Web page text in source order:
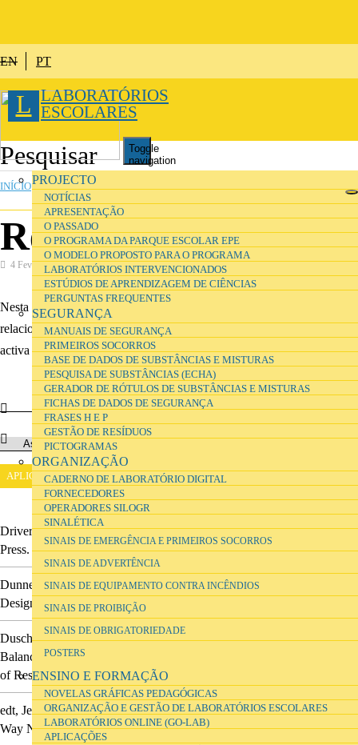
EN PT
L LABORATÓRIOS
ESCOLARES
Toggle
navigation
PROJECTO
NOTÍCIAS
APRESENTAÇÃO
O PASSADO
O PROGRAMA DA PARQUE ESCOLAR EPE
O MODELO PROPOSTO PARA O PROGRAMA
LABORATÓRIOS INTERVENCIONADOS
ESTÚDIOS DE APRENDIZAGEM DE CIÊNCIAS
PERGUNTAS FREQUENTES
SEGURANÇA
MANUAIS DE SEGURANÇA
PRIMEIROS SOCORROS
BASE DE DADOS DE SUBSTÂNCIAS E MISTURAS
PESQUISA DE SUBSTÂNCIAS (ECHA)
GERADOR DE RÓTULOS DE SUBSTÂNCIAS E MISTURAS
FICHAS DE DADOS DE SEGURANÇA
FRASES H E P
GESTÃO DE RESÍDUOS
PICTOGRAMAS
ORGANIZAÇÃO
CADERNO DE LABORATÓRIO DIGITAL
FORNECEDORES
OPERADORES SILOGR
SINALÉTICA
SINAIS DE EMERGÊNCIA E PRIMEIROS SOCORROS
SINAIS DE ADVERTÊNCIA
SINAIS DE EQUIPAMENTO CONTRA INCÊNDIOS
SINAIS DE PROIBIÇÃO
SINAIS DE OBRIGATORIEDADE
POSTERS
ENSINO E FORMAÇÃO
NOVELAS GRÁFICAS PEDAGÓGICAS
ORGANIZAÇÃO E GESTÃO DE LABORATÓRIOS ESCOLARES
LABORATÓRIOS ONLINE (GO-LAB)
APLICAÇÕES
ESTÁ AQUI
INÍCIO»INVESTIGAÇÃO
Referências
4 Fevereiro 2017 Investigação
Nesta secção pode consultar referências de projectos e bibliografia
relacionadas com a investigação sobre ambientes de aprendizagem
activa para o ensino das ciências e temas relacionados.
Driver, Rosalind (1988). The pupil as scientist?. Open University
Press.
Dunne, Anthony & Raby, Fiona (2013). Speculative everything:
Design, fiction, and social dreaming
Duschl, R. (2008). Science Education in Three-Part Harmony:
Balancing Conceptual, Epistemic, and Social Learning Goals
of Research in Education Vol. 32
edt, Jerry Wellington (2003). Practical Work in School Science: Which
Way Now?. Routledge.